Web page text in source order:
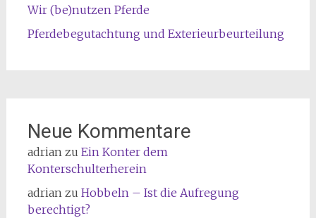
Wir (be)nutzen Pferde
Pferdebegutachtung und Exterieurbeurteilung
Neue Kommentare
adrianzu Ein Konter dem
Konterschulterherein
adrianzu Hobbeln – Ist die Aufregung
berechtigt?